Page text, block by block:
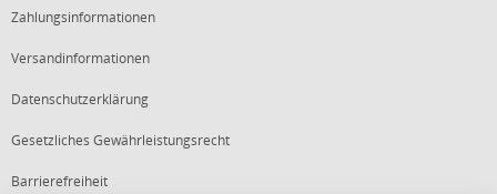
Zahlungsinformationen
Versandinformationen
Datenschutzerklärung
Gesetzliches Gewährleistungsrecht
Barrierefreiheit